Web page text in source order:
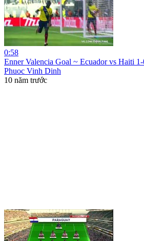
0:58
Enner Valencia Goal ~ Ecuador vs Haiti
Phuoc Vinh Dinh
10 năm trước